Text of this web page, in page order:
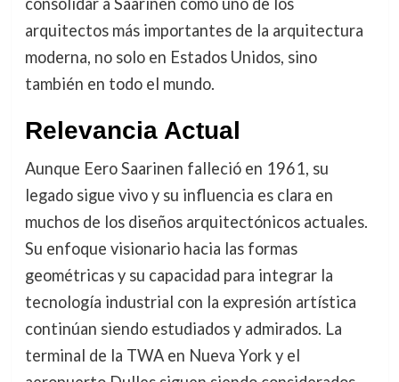
arquitectos más importantes de la arquitectura
moderna, no solo en Estados Unidos, sino
también en todo el mundo.
Relevancia Actual
Aunque Eero Saarinen falleció en 1961, su
legado sigue vivo y su influencia es clara en
muchos de los diseños arquitectónicos actuales.
Su enfoque visionario hacia las formas
geométricas y su capacidad para integrar la
tecnología industrial con la expresión artística
continúan siendo estudiados y admirados. La
terminal de la TWA en Nueva York y el